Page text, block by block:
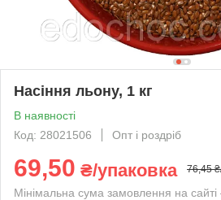
Насіння льону, 1 кг
В наявності
Код: 28021506
Опт і роздріб
69,50 ₴/упаковка 76,45
Мінімальна сума замовлення на